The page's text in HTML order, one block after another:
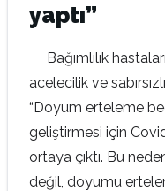
yaptı”
Bağımlılık
acelecilik ve
“Doyum erteleme
geliştirmesi için
ortaya çıktı. Bu
değil, doyumu